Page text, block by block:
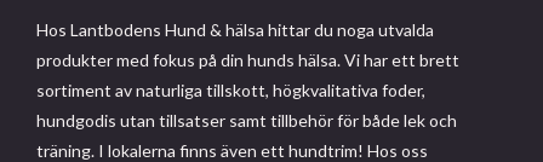
Hos Lantbodens Hund & hälsa hittar du noga utvalda
produkter med fokus på din hunds hälsa. Vi har ett brett
sortiment av naturliga tillskott, högkvalitativa foder,
hundgodis utan tillsatser samt tillbehör för både lek och
träning. I lokalerna finns även ett hundtrim! Hos oss